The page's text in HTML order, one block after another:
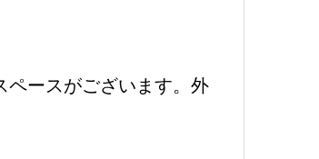
ペースがございます。外